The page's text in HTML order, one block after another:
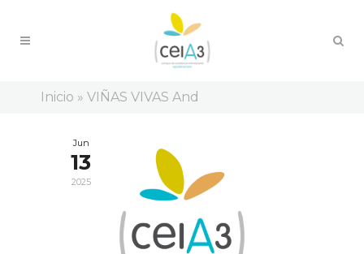
Inicio » VIÑAS VIVAS And
Jun
13
2025